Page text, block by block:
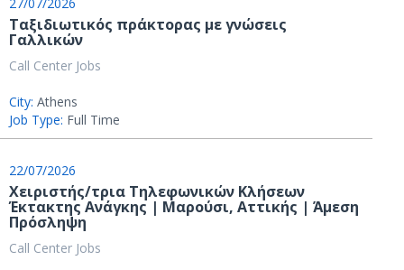
Ταξιδιωτικός πράκτορας με γνώσεις
Γαλλικών
Call Center Jobs
City: Athens
Job Type: Full Time
22/07/2026
Χειριστής/τρια Τηλεφωνικών Κλήσεων
Έκτακτης Ανάγκης | Μαρούσι, Αττικής | Άμεση
Πρόσληψη
Call Center Jobs